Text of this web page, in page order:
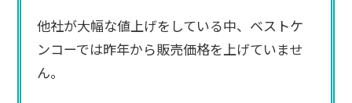
他社が大幅な値上げをしている中、ベストケ
ンコーでは昨年から販売価格を上げていませ
ん。